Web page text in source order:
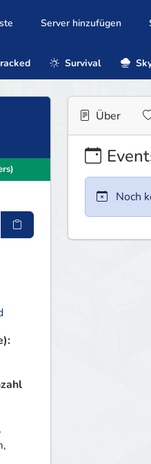
Server hinzufügen
Survival
,
,
Über
Noch